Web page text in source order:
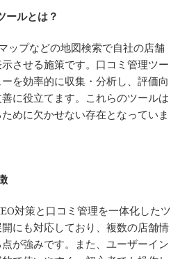
ールとは？
ップなどの地図検索で自社の店舗
させる施策です。口コミ管理ツー
を効率的に収集・分析し、評価向
に役立てます。これらのツールは
めに欠かせない存在となっていま
対策と口コミ管理を一体化したツ
にも対応しており、複数の店舗情
が強みです。また、ユーザーイン